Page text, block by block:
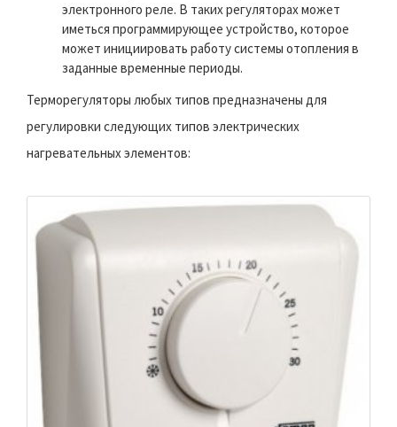
электронного реле. В таких регуляторах может
иметься программирующее устройство, которое
может инициировать работу системы отопления в
заданные временные периоды.
Терморегуляторы любых типов предназначены для
регулировки следующих типов электрических
нагревательных элементов: